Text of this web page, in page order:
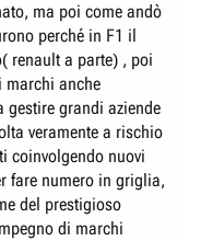
ma poi come andò
perché in F1 il
renault a parte) , poi
marchi anche
gestire grandi aziende
veramente a rischio
coinvolgendo nuovi
fare numero in griglia,
del prestigioso
di marchi